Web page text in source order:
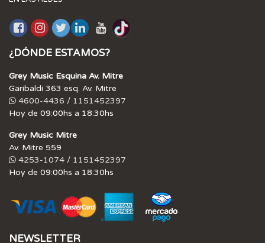
¿DÓNDE ESTAMOS?
Grey Music Esquina Av. Mitre
Garibaldi 363 esq. Av. Mitre
4600-4436 / 1151452397
Hoy de 09:00hs a 18:30hs
Grey Music Mitre
Av. Mitre 559
4253-1074 / 1151452397
Hoy de 09:00hs a 18:30hs
NEWSLETTER